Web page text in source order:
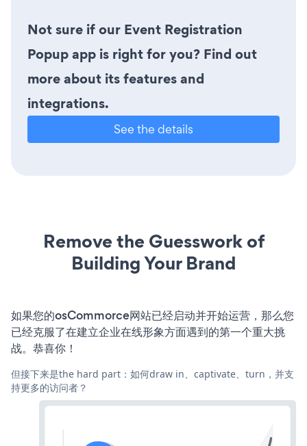
Not sure if our Event Registration
Popup app is right for you? Find out
more about its features and
integrations.
See the details
Remove the Guesswork of
Building Your Brand
如果您的osCommorce网站已经启动并开始运营，那么您
已经克服了在建立企业在线形象方面遇到的第一个重大挑
战。恭喜你！
但接下来是the hard part：如何draw in、captivate、turn，并支
持更多的访问者？